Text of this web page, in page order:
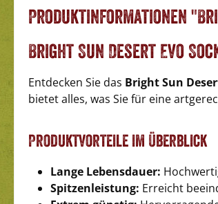
Produktinformationen
Bright Sun Desert Evo
Entdecken Sie das Bright Sun
bietet alles, was Sie für eine
Produktvorteile im Überblick
Lange Lebensdauer:
Spitzenleistung: Erreicht